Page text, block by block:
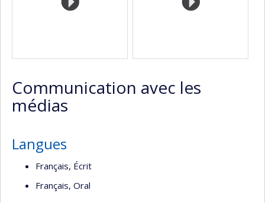
Communication avec les
médias
Langues
Français, Écrit
Français, Oral